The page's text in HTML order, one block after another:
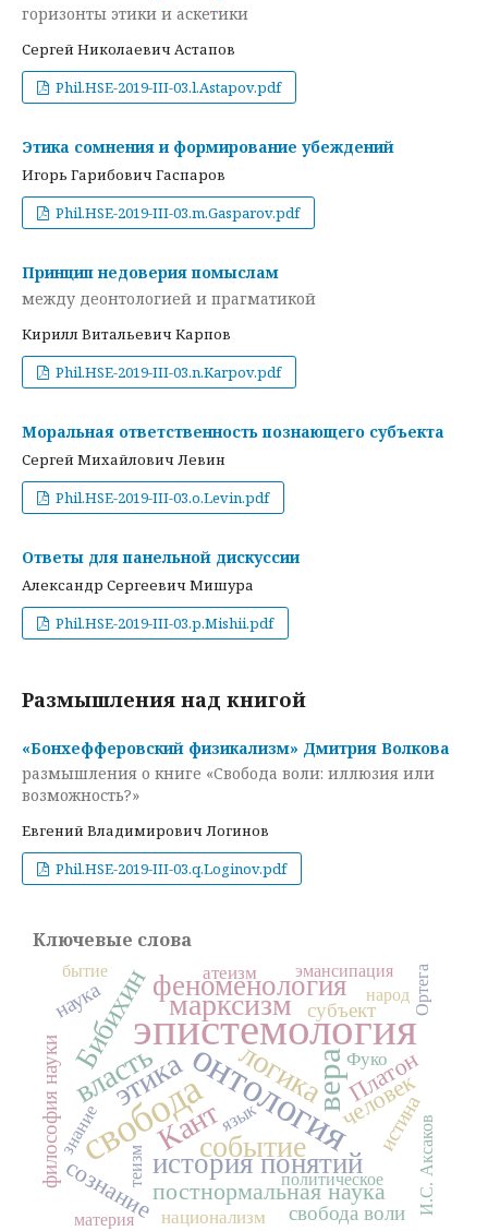
горизонты этики и аскетики
Сергей Николаевич Астапов
Phil.HSE-2019-III-03.l.Astapov.pdf
Этика сомнения и формирование убеждений
Игорь Гарибович Гаспаров
Phil.HSE-2019-III-03.m.Gasparov.pdf
Принцип недоверия помыслам
между деонтологией и прагматикой
Кирилл Витальевич Карпов
Phil.HSE-2019-III-03.n.Karpov.pdf
Моральная ответственность познающего субъекта
Сергей Михайлович Левин
Phil.HSE-2019-III-03.o.Levin.pdf
Ответы для панельной дискуссии
Александр Сергеевич Мишура
Phil.HSE-2019-III-03.p.Mishii.pdf
Размышления над книгой
«Бонхефферовский физикализм» Дмитрия Волкова
размышления о книге «Свобода воли: иллюзия или
возможность?»
Евгений Владимирович Логинов
Phil.HSE-2019-III-03.q.Loginov.pdf
Ключевые слова
эпистемология
свободаонтология
вера
Кантсобытие
этика
власть
марксизм
логика
история понятий
Бибихинфеноменология
человек
сознаниепостнормальная наука
Платон
субъект
наука
свобода воли
философия науки истина
знание
Фуко
атеизм
национализм
язык И.С. Аксаков
эмансипация
народ
теизм политическое
материя
бытие Ортега